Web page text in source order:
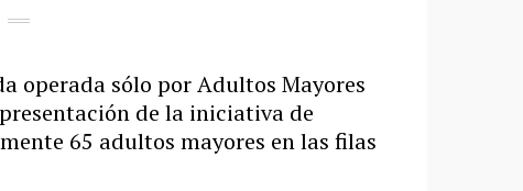
operada sólo por Adultos Mayores
de la iniciativa de
65 adultos mayores en las filas